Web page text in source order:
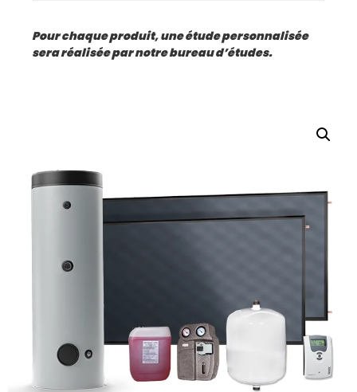
Pour chaque produit, une étude personnalisée
sera réalisée par notre bureau d’études.